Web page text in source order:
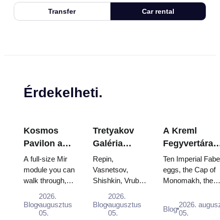
Transfer Car rental
Érdekelheti.
Kosmos
Pavilon a
VDNKh-ban:
Oroszország
legnagyobb
űrkutató
kiállításán
A full-size Mir
module you can
walk through,
the Energia–
Buran model,
scorched
Blog
2026.
augusztus
05.
Tretyakov
Galéria
remekművei:
Azok a
festmények,
amelyek
miatt
Repin,
Vasnetsov,
Shishkin, Vrubel,
Serov and
Surikov — the
works that stop
Blog
2026.
augusztus
05.
A Kreml
Fegyvertára
Kincsei:
Fabergé-
Trónok és
Palástok
Ten Imperial
eggs, the Cap of
Monomakh, the
boy tsars and the
coronation dress
Blog 2026.
05.